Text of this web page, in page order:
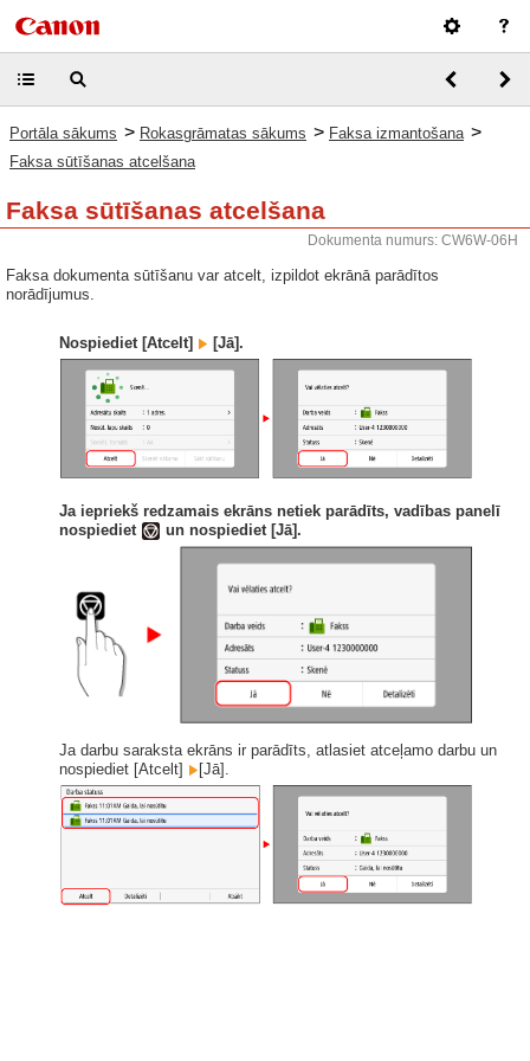
Portāla sākums > Rokasgrāmatas sākums > Faksa izmantošana >
Faksa sūtīšanas atcelšana
Faksa sūtīšanas atcelšana
Dokumenta numurs: CW6W-06H
Faksa dokumenta sūtīšanu var atcelt, izpildot ekrānā parādītos
norādījumus.
Nospiediet [Atcelt] [Jā].
Ja iepriekš redzamais ekrāns netiek parādīts, vadības panelī
nospiediet
un nospiediet [Jā].
Ja darbu saraksta ekrāns ir parādīts, atlasiet atceļamo darbu un
nospiediet [Atcelt]
[Jā].